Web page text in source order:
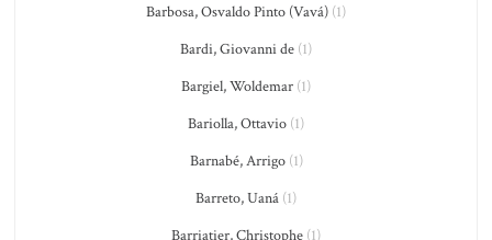
Barbosa, Osvaldo Pinto (Vavá) (1)
Bardi, Giovanni de (1)
Bargiel, Woldemar (1)
Bariolla, Ottavio (1)
Barnabé, Arrigo(1)
Barreto, Uaná (1)
Barriatier, Christophe (1)